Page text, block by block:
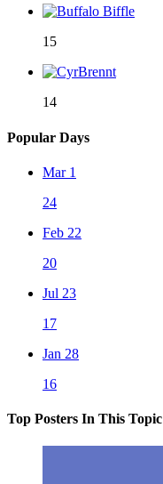
15
14
Popular Days
Mar 1
24
Feb 22
20
Jul 23
17
Jan 28
16
Top Posters In This Topic